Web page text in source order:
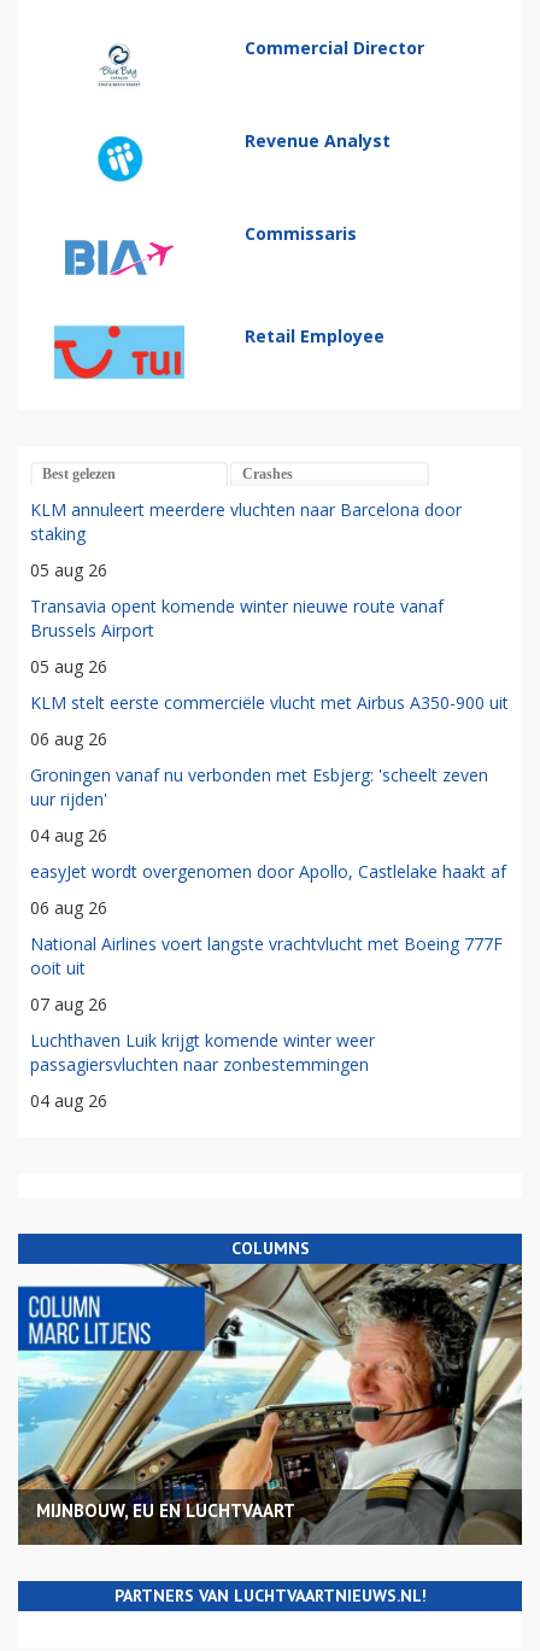
Commercial Director
Revenue Analyst
Commissaris
Retail Employee
Best gelezen Crashes
KLM annuleert meerdere vluchten naar Barcelona door
staking
05 aug 26
Transavia opent komende winter nieuwe route vanaf
Brussels Airport
05 aug 26
KLM stelt eerste commerciële vlucht met Airbus A350-900 uit
06 aug 26
Groningen vanaf nu verbonden met Esbjerg: 'scheelt zeven
uur rijden'
04 aug 26
easyJet wordt overgenomen door Apollo, Castlelake haakt af
06 aug 26
National Airlines voert langste vrachtvlucht met Boeing 777F
ooit uit
07 aug 26
Luchthaven Luik krijgt komende winter weer
passagiersvluchten naar zonbestemmingen
04 aug 26
COLUMNS
MIJNBOUW, EU EN LUCHTVAART
PARTNERS VAN LUCHTVAARTNIEUWS.NL!